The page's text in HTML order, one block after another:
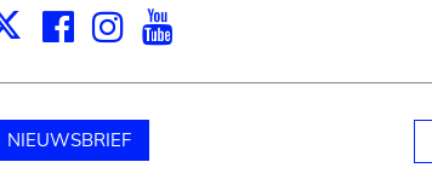
X Facebook
Instagram
NIEUWSBRIEF